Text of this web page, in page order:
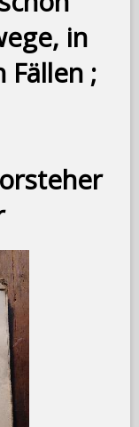
in
Fällen ;